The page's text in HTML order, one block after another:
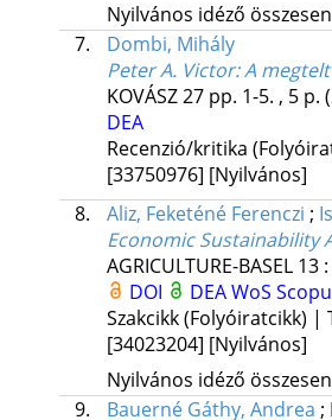
Nyilvános idéző
7.
Dombi, Mihály
Peter A. Victor: A
KOVÁSZ27 pp. 1-5. , 5 p.
DEA
Recenzió/kritika
[33750976] [Nyilvános]
8.
Aliz, Feketéné Ferenczi ;
Economic Sustainability
AGRICULTURE-BASEL 13:
DOI
DEAWoS
Szakcikk (Folyóiratcikk) |
[34023204] [Nyilvános]
Nyilvános idéző
9.
Bauerné Gáthy, Andrea ;